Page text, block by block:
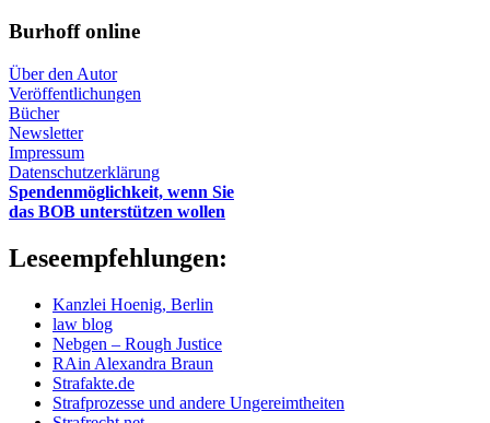
Burhoff online
Über den Autor
Veröffentlichungen
Bücher
Newsletter
Impressum
Datenschutzerklärung
Spendenmöglichkeit, wenn Sie
das BOB unterstützen wollen
Leseempfehlungen:
Kanzlei Hoenig, Berlin
law blog
Nebgen – Rough Justice
RAin Alexandra Braun
Strafakte.de
Strafprozesse und andere Ungereimtheiten